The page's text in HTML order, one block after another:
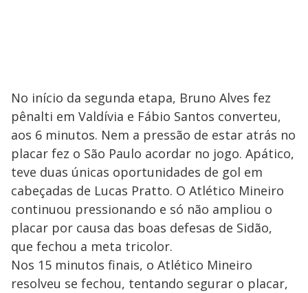
No início da segunda etapa, Bruno Alves fez
pênalti em Valdívia e Fábio Santos converteu,
aos 6 minutos. Nem a pressão de estar atrás no
placar fez o São Paulo acordar no jogo. Apático,
teve duas únicas oportunidades de gol em
cabeçadas de Lucas Pratto. O Atlético Mineiro
continuou pressionando e só não ampliou o
placar por causa das boas defesas de Sidão,
que fechou a meta tricolor.
Nos 15 minutos finais, o Atlético Mineiro
resolveu se fechou, tentando segurar o placar,